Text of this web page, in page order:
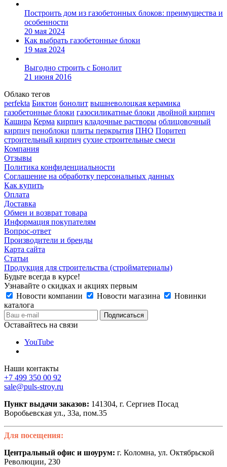
Построить дом из газобетонных блоков: преимущества и
особенности
20 мая 2024
Как выбрать газобетонные блоки
19 мая 2024
Выгодно строить с Бонолит
21 июня 2016
Облако тегов
perfekta Биктон бонолит вышневолоцкая керамика
газобетонные блоки газосиликатные блоки двойной кирпич
Кашира Керма кирпич кладочные растворы облицовочный
кирпич пеноблоки плиты перкрытия ПНО Поритеп
строительный кирпич сухие строительные смеси
Компания
Отзывы
Политика конфиденциальности
Соглашение на обработку персональных данных
Как купить
Оплата
Доставка
Обмен и возврат товара
Информация покупателям
Вопрос-ответ
Производители и бренды
Карта сайта
Статьи
Продукция для строительства (стройматериалы)
Будьте всегда в курсе!
Узнавайте о скидках и акциях первым
Новости компании
Новости магазина
Новинки
каталога
Оставайтесь на связи
YouTube
Наши контакты
+7 499 350 00 92
sale@puls-stroy.ru
Пункт выдачи заказов: 141304, г. Сергиев Посад
Воробьевская ул., 33а, пом.35
Для посещения:
Центральный офис и шоурум: г. Коломна, ул. Октябрьской
Революции, 230